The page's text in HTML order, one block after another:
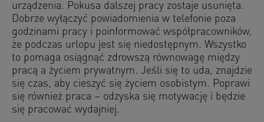
urządzenia. Pokusa dalszej pracy zostaje usunięta.
Dobrze wyłączyć powiadomienia w telefonie poza
godzinami pracy i poinformować współpracowników,
że podczas urlopu jest się niedostępnym. Wszystko
to pomaga osiągnąć zdrowszą równowagę między
pracą a życiem prywatnym. Jeśli się to uda, znajdzie
się czas, aby cieszyć się życiem osobistym. Poprawi
się również praca – odzyska się motywację i będzie
się pracować wydajniej.